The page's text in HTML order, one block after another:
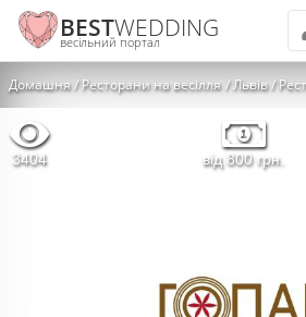
BESTWEDDING
весільний портал
Домашня Ресторани на весілля Львів
3404 від 800 грн.